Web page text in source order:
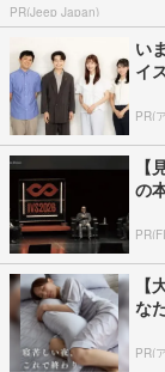
PR(Jeep Japan)
い
イ
PR(
の
【
な
PR(